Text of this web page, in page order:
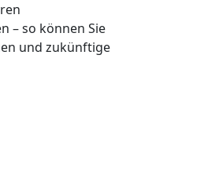
– so können Sie
und zukünftige